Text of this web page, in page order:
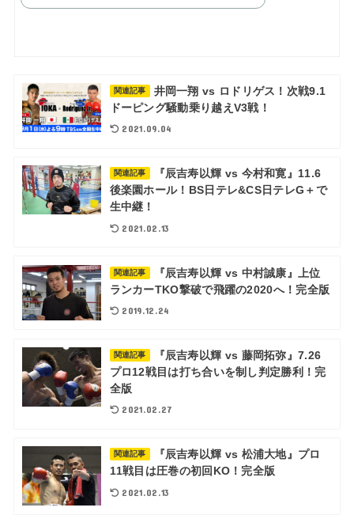
関連記事
井岡一翔 vs ロドリゲス！次戦9.1
ドーピング騒動乗り越えV3戦！
2021.09.04
関連記事
『辰吉寿以輝 vs 今村和寛』11.6
後楽園ホール！BS日テレ&CS日テレG＋で
生中継！
2021.02.13
関連記事
『辰吉寿以輝 vs 中村誠康』上位
ランカーTKO撃破で飛躍の2020へ！完全版
2019.12.24
関連記事
『辰吉寿以輝 vs 藤岡拓弥』7.26
プロ12戦目は打ち合いを制し判定勝利！完
全版
2021.02.27
関連記事
『辰吉寿以輝 vs 松浦大地』プロ
11戦目は圧巻の初回KO！完全版
2021.02.13